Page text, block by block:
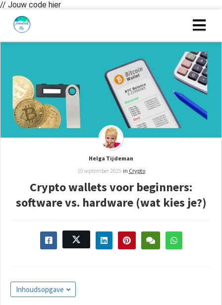
// Jouw code hier
Helga Tijdeman
10 september 2025 in Crypto
Crypto wallets voor beginners:
software vs. hardware (wat kies je?)
Inhoudsopgave